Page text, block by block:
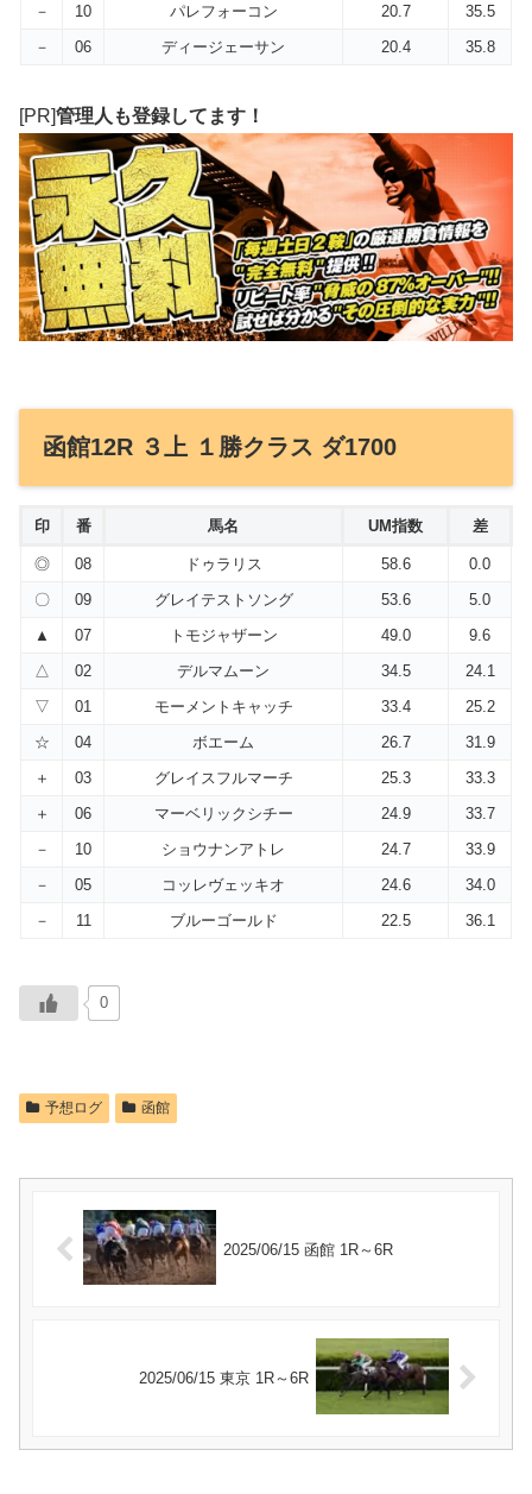
－
10 パレフォーコン 20.7
35.5
－
06 ディージェーサン 20.4 35.8
[PR]管理人も登録してます！
函館12R ３上 １勝クラス ダ1700
印 番 馬名 UM指数 差
◎ 08 ドゥラリス 58.6
0.0
〇
09 グレイテストソング 53.6
5.0
▲
07 トモジャザーン 49.0
9.6
△
02 デルマムーン 34.5
24.1
▽
01 モーメントキャッチ 33.4
25.2
☆
04 ボエーム 26.7
31.9
＋
03 グレイスフルマーチ 25.3
33.3
＋
06 マーベリックシチー 24.9
33.7
－
10 ショウナンアトレ 24.7
33.9
－
05 コッレヴェッキオ 24.6
34.0
－
11 ブルーゴールド 22.5 36.1
0
予想ログ 函館
2025/06/15 函館 1R～6R
2025/06/15 東京 1R～6R